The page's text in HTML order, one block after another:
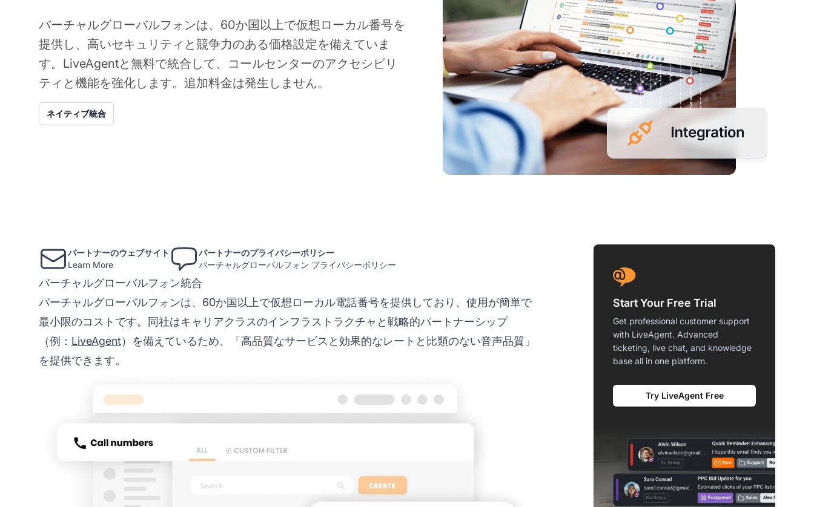
バーチャルグローバルフォンは、60か国以上で仮想ローカル番号を
提供し、高いセキュリティと競争力のある価格設定を備えていま
す。LiveAgentと無料で統合して、コールセンターのアクセシビリ
ティと機能を強化します。追加料金は発生しません。
ネイティブ統合
パートナーのウェブサイト
Learn More
パートナーのプライバシーポリシー
バーチャルグローバルフォン プライバシーポリシー
バーチャルグローバルフォン統合
バーチャルグローバルフォンは、60か国以上で仮想ローカル電話番号を提供しており、使用が簡単で
最小限のコストです。同社はキャリアクラスのインフラストラクチャと戦略的パートナーシップ
（例： LiveAgent）を備えているため、「高品質なサービスと効果的なレートと比類のない音声品質」
を提供できます。
Start Your Free Trial
Get professional customer support
with LiveAgent. Advanced
ticketing, live chat, and knowledge
base all in one platform.
Try LiveAgent Free